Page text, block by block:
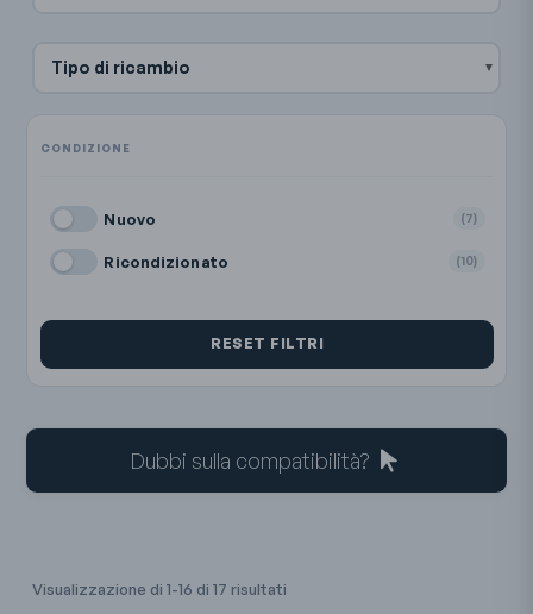
Tipo di ricambio
Nuovo (7)
Ricondizionato (10)
RESET FILTRI
Dubbi sulla compatibilità?
Visualizzazione di 1-16 di 17 risultati